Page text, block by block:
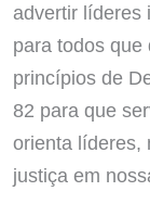
advertir líderes
para todos que
princípios de
82 para que
orienta líderes,
justiça em